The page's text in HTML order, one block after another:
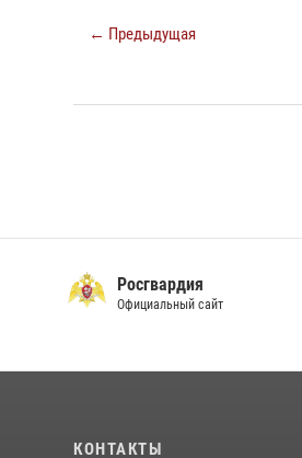
← Предыдущая
Росгвардия
Официальный сайт
КОНТАКТЫ